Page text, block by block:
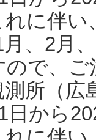
に伴い
、2月
で、
所（
日から